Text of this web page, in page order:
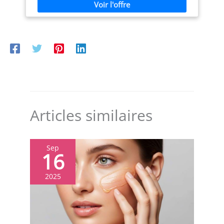
base d'acides aminés, d'acides gras, de céramides, de
l'urée et de l'acide hyaluronique pour hydrater et
protéger la peau. RÉSULTATS IMMÉDIATS ET DURABLES
barrière cutanée. MODE D'EMPLOI : Appliquer au besoin
Articles similaires
Sep
16
2025